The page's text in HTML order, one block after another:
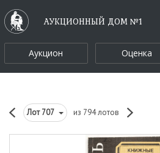
АУКЦИОННЫЙ ДОМ №1
Аукцион Оценка
Лот707 из 794 лотов